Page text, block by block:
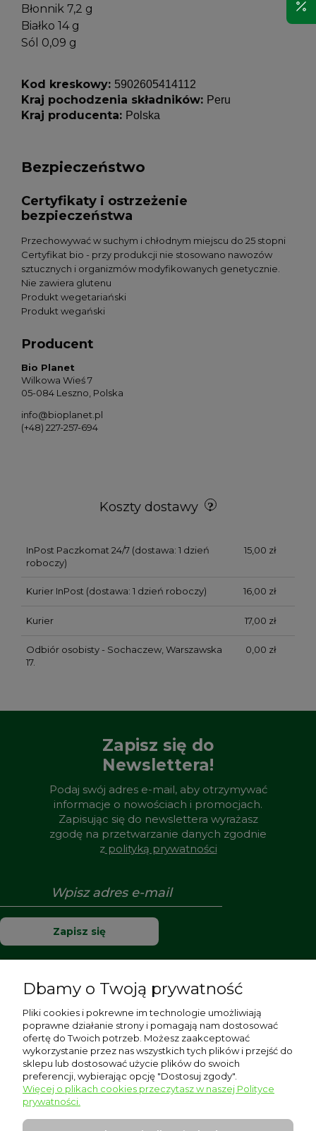
Błonnik 7,2 g
Białko 14 g
Sól 0,09 g
Kod kreskowy: 5902605414112
Kraj pochodzenia składników: Peru
Kraj producenta: Polska
Bezpieczeństwo
Certyfikaty i ostrzeżenie
bezpieczeństwa
Przechowywać w suchym i chłodnym miejscu do 25 stopni
Certyfikat bio - przy produkcji nie stosowano nawozów
sztucznych i organizmów modyfikowanych genetycznie.
Nie zawiera glutenu
Produkt wegetariański
Produkt wegański
Producent
Bio Planet
Wilkowa Wieś 7
05-084 Leszno, Polska
info@bioplanet.pl
(+48) 227-257-694
Koszty dostawy
InPost Paczkomat 24/7(dostawa: 1 dzień
roboczy)
15,00 zł
Kurier InPost (dostawa: 1 dzień roboczy) 16,00 zł
Kurier 17,00 zł
Odbiór osobisty - Sochaczew, Warszawska
17.
0,00 zł
Zapisz się do
Newslettera!
Podaj swój adres e-mail, aby otrzymywać
informacje o nowościach i promocjach.
Zapisując się do newslettera wyrażasz
zgodę na przetwarzanie danych zgodnie
zpolityką prywatności
Zapisz się
Moje konto
Płatności i dostawa
Informacje
Dbamy o Twoją prywatność
Pliki cookies i pokrewne im technologie umożliwiają
poprawne działanie strony i pomagają nam dostosować
ofertę do Twoich potrzeb. Możesz zaakceptować
wykorzystanie przez nas wszystkich tych plików i przejść do
sklepu lub dostosować użycie plików do swoich
preferencji, wybierając opcję "Dostosuj zgody".
Więcej o plikach cookies przeczytasz w naszej Polityce
prywatności.